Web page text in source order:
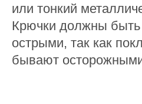
или тонкий
Крючки должны быть
острыми, так как
бывают